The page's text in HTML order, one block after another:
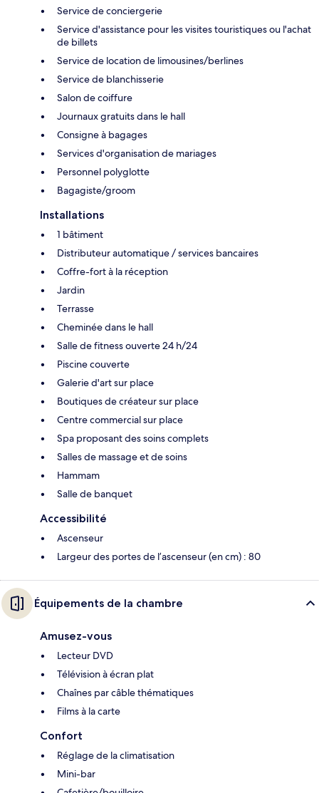
Service de conciergerie
Service d'assistance pour les visites touristiques ou l'achat
de billets
Service de location de limousines/berlines
Service de blanchisserie
Salon de coiffure
Journaux gratuits dans le hall
Consigne à bagages
Services d'organisation de mariages
Personnel polyglotte
Bagagiste/groom
Installations
1 bâtiment
Distributeur automatique / services bancaires
Coffre-fort à la réception
Jardin
Terrasse
Cheminée dans le hall
Salle de fitness ouverte 24 h/24
Piscine couverte
Galerie d'art sur place
Boutiques de créateur sur place
Centre commercial sur place
Spa proposant des soins complets
Salles de massage et de soins
Hammam
Salle de banquet
Accessibilité
Ascenseur
Largeur des portes de l’ascenseur (en cm) : 80
Équipements de la chambre
Amusez-vous
Lecteur DVD
Télévision à écran plat
Chaînes par câble thématiques
Films à la carte
Confort
Réglage de la climatisation
Mini-bar